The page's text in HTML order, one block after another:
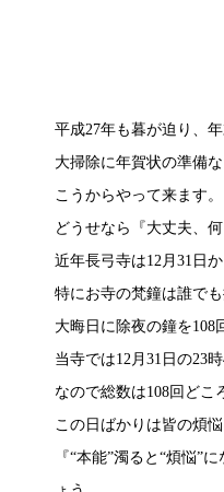
平成27年も暮が迫り、
大掃除に年賀状の準備
こうからやって来ます。
どうせなら『大丈夫、
近年長弓寺は12月31日
特にお寺の梵鐘は誰で
大晦日に除夜の鐘を
当寺では12月31日の23
なので総数は108回どこ
この日ばかりは皆の煩
『“本能”濁ると“煩悩”